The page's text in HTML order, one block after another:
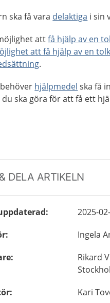
ska få vara delaktiga i sin
attfå hjälp av en
att få hjälp av en
.
hjälpmedel ska få
ska göra för att få ett
DELA ARTIKELN
:
2025-
: Ingela
: Rikard
: Kari